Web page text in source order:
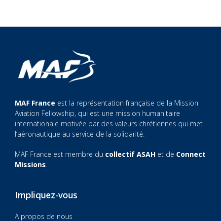
MAF France est la représentation française de la Mission
Aviation Fellowship, qui est une mission humanitaire
internationale motivée par des valeurs chrétiennes qui met
l’aéronautique au service de la solidarité.
MAF France est membre du collectif ASAH et de Connect
Missions.
Impliquez-vous
A propos de nous